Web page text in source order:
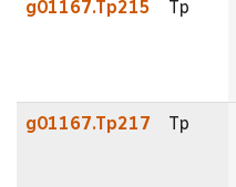
g01167.Tp215 Tp
g01167.Tp217 Tp